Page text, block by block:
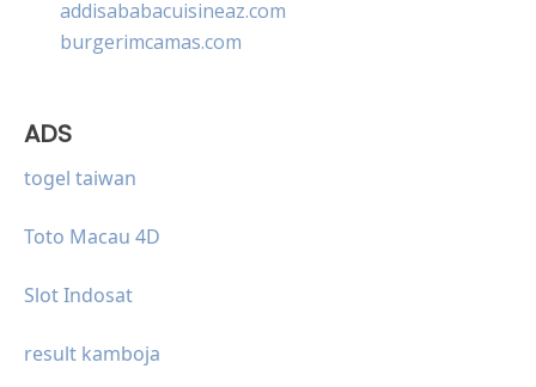
addisababacuisineaz.com
burgerimcamas.com
ADS
togel taiwan
Toto Macau 4D
Slot Indosat
result kamboja